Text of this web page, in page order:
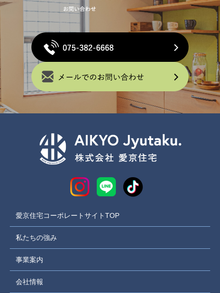
愛京住宅コーポレートサイトTOP
私たちの強み
事業案内
会社情報